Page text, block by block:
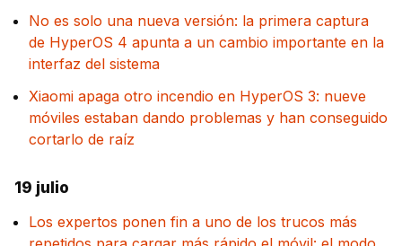
No es solo una nueva versión: la primera captura
de HyperOS 4 apunta a un cambio importante en la
interfaz del sistema
Xiaomi apaga otro incendio en HyperOS 3: nueve
móviles estaban dando problemas y han conseguido
cortarlo de raíz
19 julio
Los expertos ponen fin a uno de los trucos más